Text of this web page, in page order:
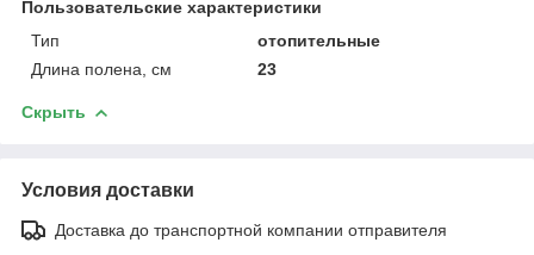
Пользовательские характеристики
Тип
отопительные
Длина полена, см
23
Скрыть
Условия доставки
Доставка до транспортной компании отправителя